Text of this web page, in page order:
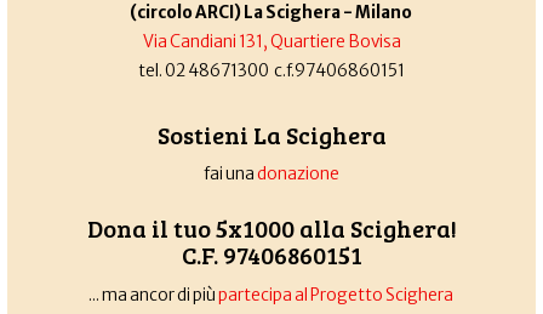
(circolo ARCI) La Scighera - Milano
Via Candiani 131, Quartiere Bovisa
tel. 02 48671300 c.f.97406860151
Sostieni La Scighera
fai unadonazione
Dona il tuo 5x1000 alla Scighera!
C.F. 97406860151
... ma ancor di piùpartecipa al Progetto Scighera